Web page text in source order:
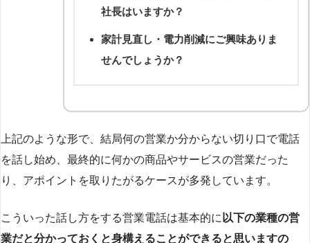
社長はいますか？
家計見直し・電力削減にご興味ありま
せんでしょうか？
上記のような形で、結局何の営業か分からない切り口で電話
を話し始め、最終的に何かの商品やサービスの営業だった
り、アポイントを取りたがるケースが多発しています。
こういった話し方をする営業電話は基本的に 以下の業種の営
業だと分かっておくと身構えることができると思いますの